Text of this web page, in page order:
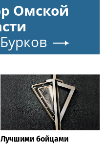
Омской
Лучшими бойцами